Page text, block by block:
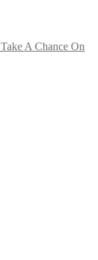
Take A Chance On